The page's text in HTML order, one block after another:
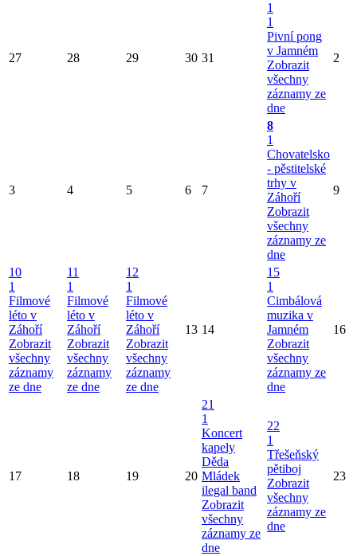
27 28 29 30 31
1
1
Pivní pong
v Jamném
Zobrazit
všechny
záznamy ze
dne
2
3 4 5 6 7
8
1
Chovatelsko
- pěstitelské
trhy v
Záhoří
Zobrazit
všechny
záznamy ze
dne
9
10
1
Filmové
léto v
Záhoří
Zobrazit
všechny
záznamy
ze dne
11
1
Filmové
léto v
Záhoří
Zobrazit
všechny
záznamy
ze dne
12
1
Filmové
léto v
Záhoří
Zobrazit
všechny
záznamy
ze dne
13 14
15
1
Cimbálová
muzika v
Jamném
Zobrazit
všechny
záznamy ze
dne
16
17 18 19 20
21
1
Koncert
kapely
Děda
Mládek
ilegal band
Zobrazit
všechny
záznamy ze
dne
22
1
Třešeňský
pětiboj
Zobrazit
všechny
záznamy ze
dne
23